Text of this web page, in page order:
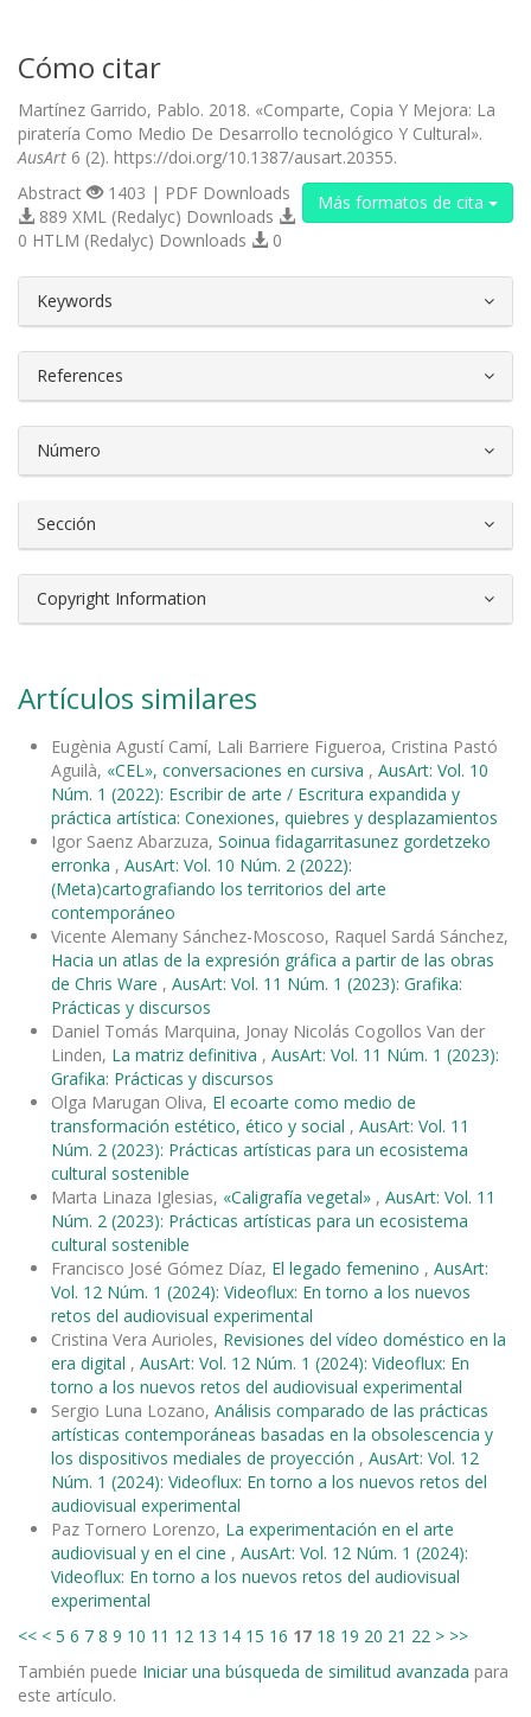
Cómo citar
Martínez Garrido, Pablo. 2018. «Comparte, Copia Y Mejora: La
piratería Como Medio De Desarrollo tecnológico Y Cultural».
AusArt 6 (2). https://doi.org/10.1387/ausart.20355.
Más formatos de cita
Abstract
1403 | PDF Downloads
889 XML (Redalyc) Downloads
0 HTLM (Redalyc) Downloads
0
Keywords
References
Número
Sección
Copyright Information
Artículos similares
Eugènia Agustí Camí, Lali Barriere Figueroa, Cristina Pastó
Aguilà, «CEL», conversaciones en cursiva , AusArt: Vol. 10
Núm. 1 (2022): Escribir de arte / Escritura expandida y
práctica artística: Conexiones, quiebres y desplazamientos
Igor Saenz Abarzuza, Soinua fidagarritasunez gordetzeko
erronka , AusArt: Vol. 10 Núm. 2 (2022):
(Meta)cartografiando los territorios del arte
contemporáneo
Vicente Alemany Sánchez-Moscoso, Raquel Sardá Sánchez,
Hacia un atlas de la expresión gráfica a partir de las obras
de Chris Ware , AusArt: Vol. 11 Núm. 1 (2023): Grafika:
Prácticas y discursos
Daniel Tomás Marquina, Jonay Nicolás Cogollos Van der
Linden, La matriz definitiva , AusArt: Vol. 11 Núm. 1 (2023):
Grafika: Prácticas y discursos
Olga Marugan Oliva, El ecoarte como medio de
transformación estético, ético y social , AusArt: Vol. 11
Núm. 2 (2023): Prácticas artísticas para un ecosistema
cultural sostenible
Marta Linaza Iglesias, «Caligrafía vegetal» , AusArt: Vol. 11
Núm. 2 (2023): Prácticas artísticas para un ecosistema
cultural sostenible
Francisco José Gómez Díaz, El legado femenino , AusArt:
Vol. 12 Núm. 1 (2024): Videoflux: En torno a los nuevos
retos del audiovisual experimental
Cristina Vera Aurioles, Revisiones del vídeo doméstico en la
era digital , AusArt: Vol. 12 Núm. 1 (2024): Videoflux: En
torno a los nuevos retos del audiovisual experimental
Sergio Luna Lozano, Análisis comparado de las prácticas
artísticas contemporáneas basadas en la obsolescencia y
los dispositivos mediales de proyección , AusArt: Vol. 12
Núm. 1 (2024): Videoflux: En torno a los nuevos retos del
audiovisual experimental
Paz Tornero Lorenzo, La experimentación en el arte
audiovisual y en el cine , AusArt: Vol. 12 Núm. 1 (2024):
Videoflux: En torno a los nuevos retos del audiovisual
experimental
<< < 5 6 7 8 9 10 11 12 13 14 15 16 17 18 19 20 21 22 > >>
También puede Iniciar una búsqueda de similitud avanzada para
este artículo.